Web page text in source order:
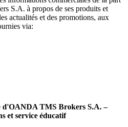
S.A. à propos de ses produits et
actualités et des promotions, aux
via:
d'OANDA TMS Brokers S.A. –
et service éducatif